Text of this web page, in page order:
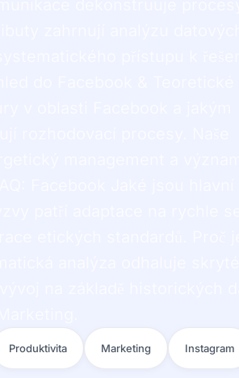
Produktivita Marketing Instagram